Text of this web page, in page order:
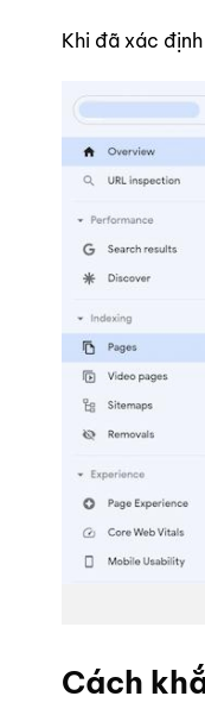
Khi đã xác
Cách